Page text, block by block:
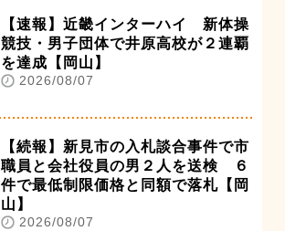
【速報】近畿インターハイ 新体操
競技・男子団体で井原高校が２連覇
を達成【岡山】
2026/08/07
【続報】新見市の入札談合事件で市
職員と会社役員の男２人を送検 ６
件で最低制限価格と同額で落札【岡
山】
2026/08/07